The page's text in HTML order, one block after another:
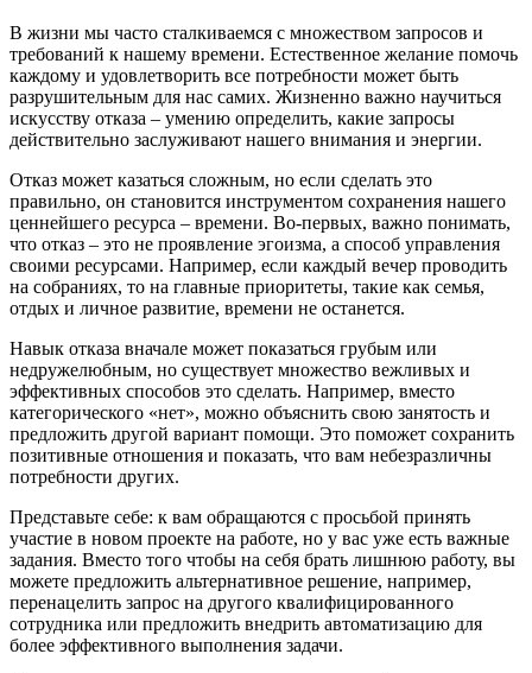
В жизни мы часто сталкиваемся с множеством запросов и
требований к нашему времени. Естественное желание помочь
каждому и удовлетворить все потребности может быть
разрушительным для нас самих. Жизненно важно научиться
искусству отказа – умению определить, какие запросы
действительно заслуживают нашего внимания и энергии.
Отказ может казаться сложным, но если сделать это
правильно, он становится инструментом сохранения нашего
ценнейшего ресурса – времени. Во-первых, важно понимать,
что отказ – это не проявление эгоизма, а способ управления
своими ресурсами. Например, если каждый вечер проводить
на собраниях, то на главные приоритеты, такие как семья,
отдых и личное развитие, времени не останется.
Навык отказа вначале может показаться грубым или
недружелюбным, но существует множество вежливых и
эффективных способов это сделать. Например, вместо
категорического «нет», можно объяснить свою занятость и
предложить другой вариант помощи. Это поможет сохранить
позитивные отношения и показать, что вам небезразличны
потребности других.
Представьте себе: к вам обращаются с просьбой принять
участие в новом проекте на работе, но у вас уже есть важные
задания. Вместо того чтобы на себя брать лишнюю работу, вы
можете предложить альтернативное решение, например,
перенацелить запрос на другого квалифицированного
сотрудника или предложить внедрить автоматизацию для
более эффективного выполнения задачи.